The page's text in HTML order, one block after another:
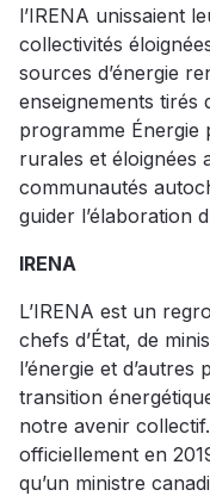
l’IRENA unissaient
collectivités
sources d’énergie
enseignements tirés
programme
rurales et éloignées
communautés
guider l’élaboration
IRENA
L’IRENA est un
chefs d’État, de
l’énergie et
transition
notre avenir
officiellement en
qu’un ministre